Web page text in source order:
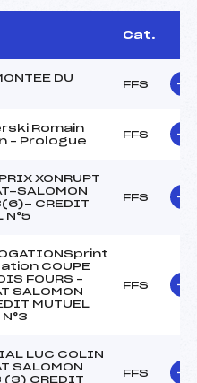
Cat.
DU
FFS
Romain
– Prologue
FFS
XONRUPT
SALOMON
CREDIT
N°5
FFS
COUPE
FOURS –
SALOMON
MUTUEL
FFS
LUC COLIN
SALOMON
(3) CREDIT
FFS